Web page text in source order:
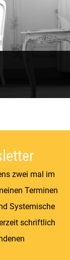
zwei mal im
Terminen
Systemische
schriftlich